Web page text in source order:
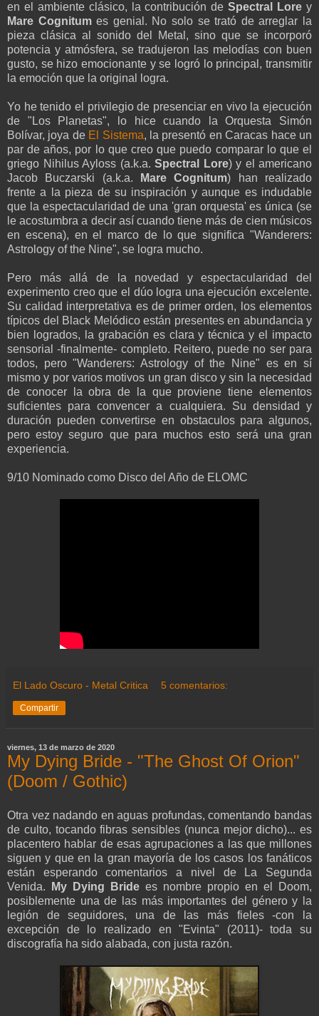
en el ambiente clásico, la contribución deSpectral Lore y
Mare Cognitumes genial. No solo se trató de arreglar la
pieza clásica al sonido del Metal, sino que se incorporó
potencia y atmósfera, se tradujeron las melodías con buen
gusto, se hizo emocionante y se logró lo principal, transmitir
la emoción que la original logra.
Yo he tenido el privilegio de presenciar en vivo la ejecución
de "Los Planetas", lo hice cuando la Orquesta Simón
Bolívar, joya de El Sistema, la presentó en Caracas hace un
par de años, por lo que creo que puedo comparar lo que el
griego Nihilus Ayloss (a.k.a. Spectral Lore) y el americano
Jacob Buczarski (a.k.a.
Mare Cognitum) han realizado
frente a la pieza de su inspiración y aunque es indudable
que la espectacularidad de una 'gran orquesta' es única (se
le acostumbra a decir así cuando tiene más de cien músicos
en escena), en el marco de lo que significa "Wanderers:
Astrology of the Nine", se logra mucho.
Pero más allá de la novedad y espectacularidad del
experimento creo que el dúo logra una ejecución excelente.
Su calidad interpretativa es de primer orden, los elementos
típicos del Black Melódico están presentes en abundancia y
bien logrados, la grabación es clara y técnica y el impacto
sensorial -finalmente- completo. Reitero, puede no ser para
todos, pero "Wanderers: Astrology of the Nine" es en sí
mismo y por varios motivos un gran disco y sin la necesidad
de conocer la obra de la que proviene tiene elementos
suficientes para convencer a cualquiera. Su densidad y
duración pueden convertirse en obstaculos para algunos,
pero estoy seguro que para muchos esto será una gran
experiencia.
9/10 Nominado como Disco del Año de ELOMC
El Lado Oscuro - Metal Critica 5 comentarios:
Compartir
viernes, 13 de marzo de 2020
My Dying Bride - "The Ghost Of Orion"
(Doom / Gothic)
Otra vez nadando en aguas profundas, comentando bandas
de culto, tocando fibras sensibles (nunca mejor dicho)... es
placentero hablar de esas agrupaciones a las que millones
siguen y que en la gran mayoría de los casos los fanáticos
están esperando comentarios a nivel de La Segunda
Venida. My Dying Bride es nombre propio en el Doom,
posiblemente una de las más importantes del género y la
legión de seguidores, una de las más fieles -con la
excepción de lo realizado en "Evinta" (2011)- toda su
discografía ha sido alabada, con justa razón.